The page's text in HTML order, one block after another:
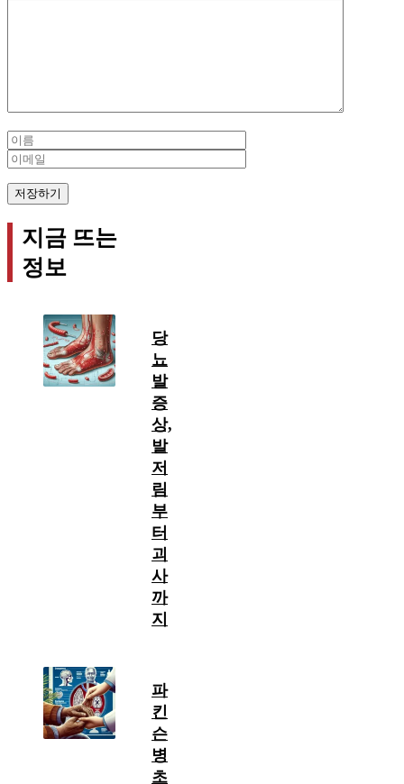
Name
지금 뜨는
정보
당
뇨
발
증
상,
발
저
림
부
터
괴
사
까
지
파
킨
슨
병
초